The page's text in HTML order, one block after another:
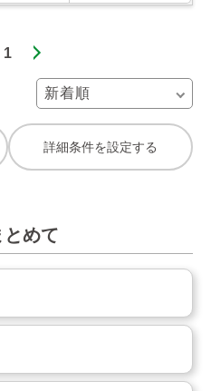
1
詳細条件を設定する
めて